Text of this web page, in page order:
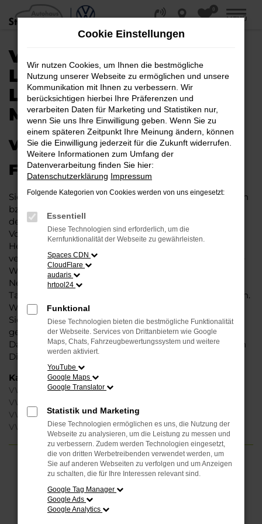
Zum
Hauptinhalt
0
MENÜ
VW ID.4 KAUFEN,
LEASEN, FINANZIEREN |
LIEFERSERVICE NACH
MAGDEBURG
VW ID.4 – IHR PERFEKTES
FAHRZEUG FÜR MAGDEBURG
Sie möchten in Magdeburg und Umgebung mobil sein
bzw. mobil bleiben. Unser Vorschlag ist ein VW ID.4,
denn dieses Fahrzeug vereint eine ganze Reihe an
Vorzügen. Da ist zunächst einmal die Tradition des
Herstellers. Ein VW ID.4 für Magdeburg ist perfekt
verarbeitet und auf Langlebigkeit ausgelegt. Auf diese
Weise können Sie unbedenklich sowohl einen
Neuwagen als auch einen Gebrauchten, sowohl eine
Tageszulassung als auch einen Jahreswagen erwerben.
Wenn Sie sich für Steinböhmer entscheiden, erhalten
Sie einen erheblichen Nachlass bzw. Rabatt und
genießen zudem einen außergewöhnlichen Service.
Das beginnt bei der Beratung und setzt sich mit vielen
Dienstleistungen unserer Meisterwerkstatt fort.
Kategorie
VW ID.4 Gebrauchtwagen Magdeburg
VW ID.4 Neuwagen Magdeburg
VW ID.4 Tageszulassung Magdeburg
VW ID.4 Magdeburg
FEHLER: NETWORK ERROR
Beim Laden ist ein Fehler aufgetreten.
Hier sind ein paar Tipps, die dir helfen können:
Cookie Einstellungen
Wir nutzen Cookies, um Ihnen die bestmögliche
Nutzung unserer Webseite zu ermöglichen und unsere
Kommunikation mit Ihnen zu verbessern. Wir
berücksichtigen hierbei Ihre Präferenzen und
verarbeiten Daten für Marketing und Statistiken nur,
wenn Sie uns Ihre Einwilligung geben. Wenn Sie zu
einem späteren Zeitpunkt Ihre Meinung ändern, können
Sie die Einwilligung jederzeit für die Zukunft widerrufen.
Weitere Informationen zum Umfang der
Datenverarbeitung finden Sie hier:
Datenschutzerklärung Impressum
Folgende Kategorien von Cookies werden von uns eingesetzt:
Essentiell
Diese Technologien sind erforderlich, um die
Kernfunktionalität der Webseite zu gewährleisten.
Spaces CDN
CloudFlare
audaris
hrtool24
Funktional
Diese Technologien bieten die bestmögliche Funktionalität
der Webseite. Services von Drittanbietern wie Google
Maps, Chats, Fahrzeugbewertungssystem und weitere
werden aktiviert.
YouTube
Google Maps
Google Translator
Statistik und Marketing
Diese Technologien ermöglichen es uns, die Nutzung der
Webseite zu analysieren, um die Leistung zu messen und
zu verbessern. Zudem werden Technologien eingesetzt,
die von dritten Werbetreibenden verwendet werden, um
Sie auf anderen Webseiten zu verfolgen und um Anzeigen
zu schalten, die für Ihre Interessen relevant sind.
Google Tag Manager
Google Ads
Google Analytics